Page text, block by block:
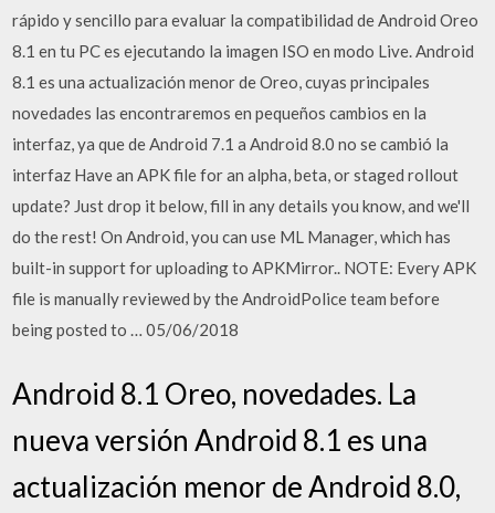
rápido y sencillo para evaluar la compatibilidad de Android Oreo
8.1 en tu PC es ejecutando la imagen ISO en modo Live. Android
8.1 es una actualización menor de Oreo, cuyas principales
novedades las encontraremos en pequeños cambios en la
interfaz, ya que de Android 7.1 a Android 8.0 no se cambió la
interfaz Have an APK file for an alpha, beta, or staged rollout
update? Just drop it below, fill in any details you know, and we'll
do the rest! On Android, you can use ML Manager, which has
built-in support for uploading to APKMirror.. NOTE: Every APK
file is manually reviewed by the AndroidPolice team before
being posted to … 05/06/2018
Android 8.1 Oreo, novedades. La
nueva versión Android 8.1 es una
actualización menor de Android 8.0,